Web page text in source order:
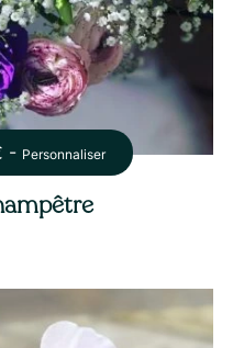
- Personnaliser